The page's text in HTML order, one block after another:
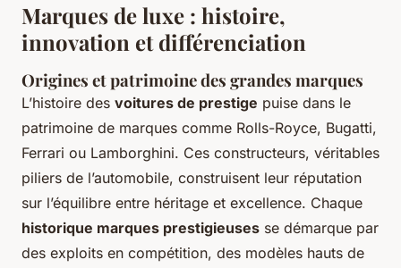
Marques de luxe : histoire,
innovation et différenciation
Origines et patrimoine des grandes marques
L’histoire des voitures de prestige puise dans le
patrimoine de marques comme Rolls-Royce, Bugatti,
Ferrari ou Lamborghini. Ces constructeurs, véritables
piliers de l’automobile, construisent leur réputation
sur l’équilibre entre héritage et excellence. Chaque
historique marques prestigieuses se démarque par
des exploits en compétition, des modèles hauts de